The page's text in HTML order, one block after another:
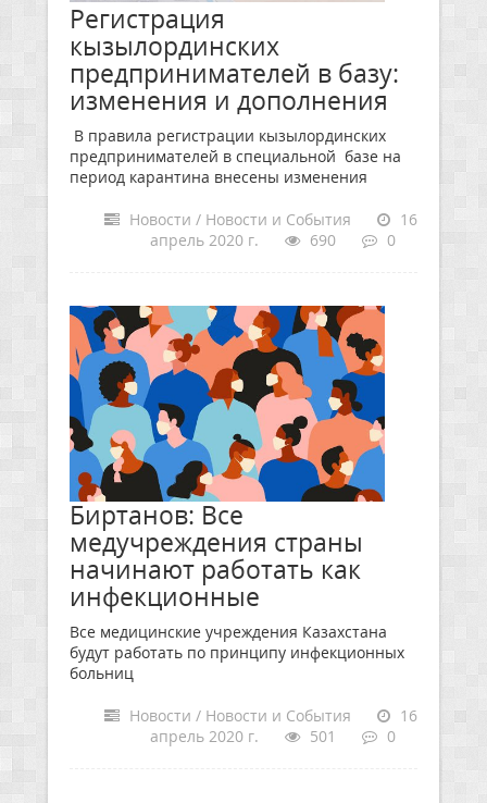
Регистрация
кызылординских
предпринимателей в базу:
изменения и дополнения
В правила регистрации кызылординских
предпринимателей в специальной базе на
период карантина внесены изменения
Новости / Новости и События
16
апрель 2020 г.
690 0
Биртанов: Все
медучреждения страны
начинают работать как
инфекционные
Все медицинские учреждения Казахстана
будут работать по принципу инфекционных
больниц
Новости / Новости и События
16
апрель 2020 г.
501 0